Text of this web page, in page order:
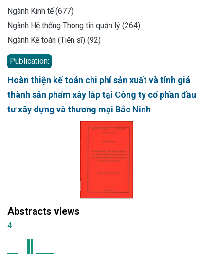
Ngành Kinh tế (677)
Ngành Hệ thống Thông tin quản lý (264)
Ngành Kế toán (Tiến sĩ) (92)
Publication:
Hoàn thiện kế toán chi phí sản xuất và tính giá
thành sản phẩm xây lắp tại Công ty cổ phần đầu
tư xây dựng và thương mại Bắc Ninh
Abstracts views
4